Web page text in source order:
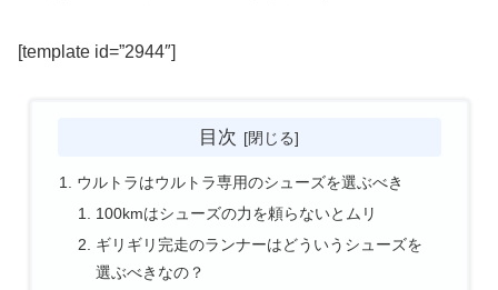
[template id=”2944″]
目次
ウルトラはウルトラ専用のシューズを選ぶべき
100kmはシューズの力を頼らないとムリ
ギリギリ完走のランナーはどういうシューズを
選ぶべきなの？